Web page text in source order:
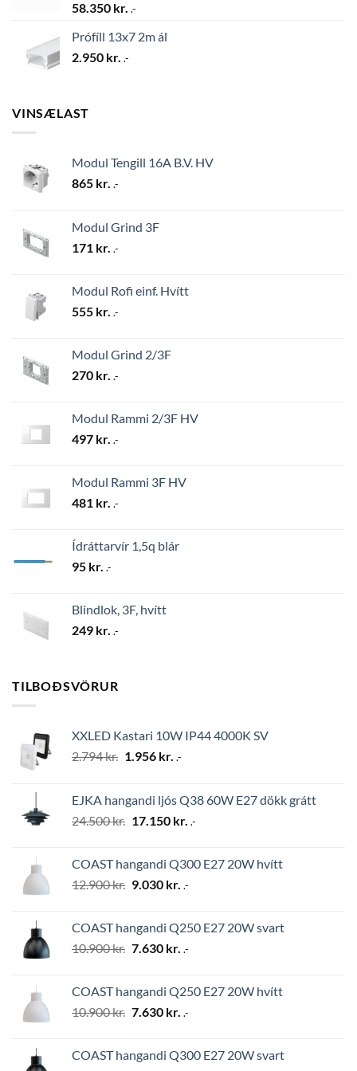
58.350 kr. .-
Prófíll 13x7 2m ál
2.950 kr. .-
VINSÆLAST
Modul Tengill 16A B.V. HV
865 kr. .-
Modul Grind 3F
171 kr. .-
Modul Rofi einf. Hvítt
555 kr. .-
Modul Grind 2/3F
270 kr. .-
Modul Rammi 2/3F HV
497 kr. .-
Modul Rammi 3F HV
481 kr. .-
Ídráttarvír 1,5q blár
95 kr. .-
Blindlok, 3F, hvítt
249 kr. .-
TILBOÐSVÖRUR
XXLED Kastari 10W IP44 4000K SV
2.794kr. Original
2.794 kr..
1.956 kr. Current
1.956 kr..
.-
EJKA hangandi ljós Q38 60W E27 dökk grátt
24.500kr. Original
24.500 kr..
17.150 kr. Current
17.150 kr..
.-
COAST hangandi Q300 E27 20W hvítt
12.900kr. Original
12.900 kr..
9.030 kr. Current
9.030 kr..
.-
COAST hangandi Q250 E27 20W svart
10.900kr. Original
10.900 kr..
7.630 kr. Current
7.630 kr..
.-
COAST hangandi Q250 E27 20W hvítt
10.900kr. Original
10.900 kr..
7.630 kr. Current
7.630 kr..
.-
COAST hangandi Q300 E27 20W svart